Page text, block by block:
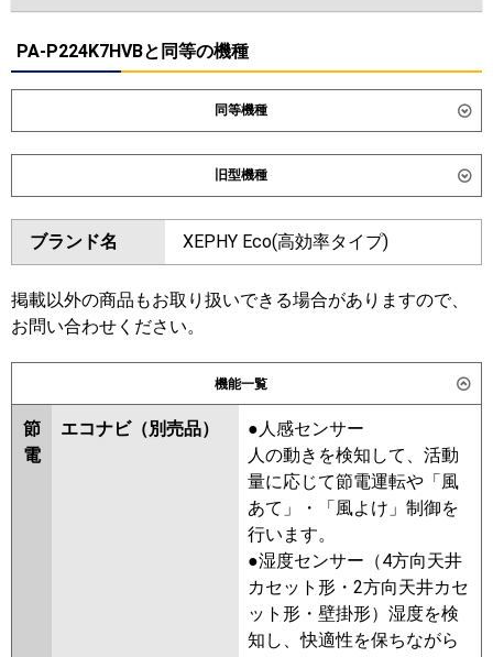
PA-P224K7HVBと同等の機種
同等機種
ダイキン SZRA224CW SZRA224CNW
東芝 GKSF22414XU GKSF22414MUB
三菱電機 PKZD-ERMP224L6 PKZD-
ERMP224LL6
日立 RPK-GP224RSHW5
三菱重工
パナソニック PA-P224K7HVC PA-P224K7HVCX
旧型機種
ダイキン SZRA224BANW SZRA224BAW
SZRA224BW SZRA224BNW
SZRA224AW SZRA224ANW
SZZA224CJW SZZA224CJNW
RKSF22443MUB RKSF22443MU
RKSF22443XU
RKSF22433X AKSF22437M
AKSF22437X AKSF22467X
AKSF22467M
PKZD-ERMP224L5 PKZD-
ERMP224LL5 PKZD-ERMP224L4
PKZD-ERMP224LL4
PKZD-
ERMP224LL3 PKZD-ERMP224L3
PKZD-ERMP224LL2 PKZD-
ERMP224L2
PKZD-ERMP224KZ
ブランド名 XEPHY Eco(高効率タイプ)
掲載以外の商品もお取り扱いできる場合がありますので、
お問い合わせください。
機能一覧
節
電
エコナビ（別売品）
●人感センサー
人の動きを検知して、活動
量に応じて節電運転や「風
あて」・「風よけ」制御を
行います。
●湿度センサー（4方向天井
カセット形・2方向天井カセ
ット形・壁掛形）湿度を検
知し、快適性を保ちながら